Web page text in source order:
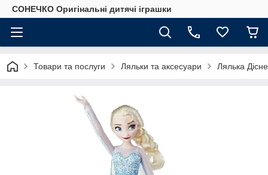
СОНЕЧКО Оригінальні дитячі іграшки
Товари та послуги Ляльки та аксесуари Лялька